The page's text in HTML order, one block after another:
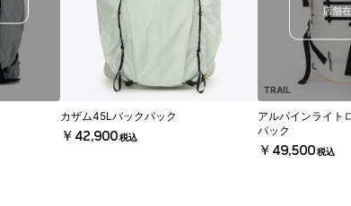
カザム45Lバックパック
￥42,900 税込
TRAIL
店舗
アルパインライト
パック
￥49,500 税込